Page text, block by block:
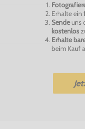
Erhalte ein
Sendeuns
kostenlos
Erhalte
beim Kauf